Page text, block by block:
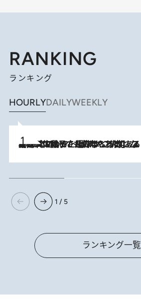
RANKING
ランキング
HOURLYDAILYWEEKLY
2026.8.5
【阿川佐和子さんの年とる力】なぜ70代で始めた趣味は“こんなに楽しい”のか？ ピアノ、俳句…スランプに陥っても続けられる“ある秘訣”とは
1 / 5
ランキング一覧